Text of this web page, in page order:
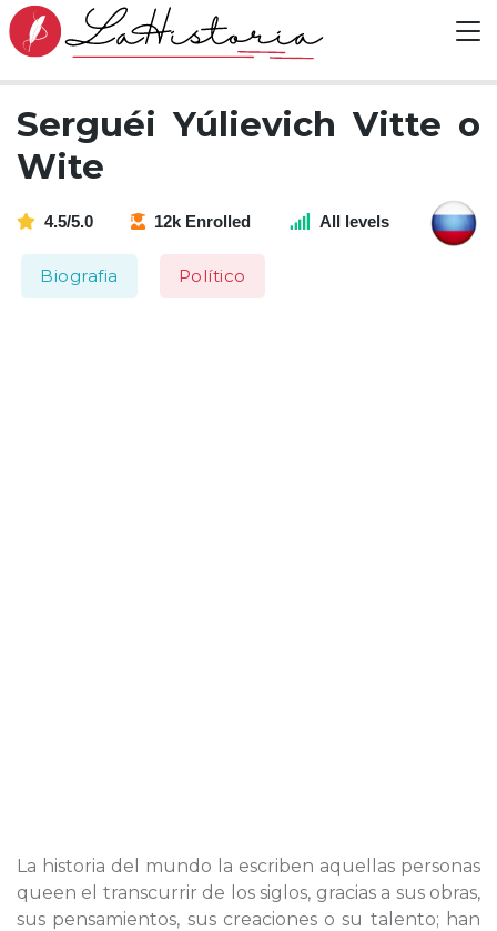
Serguéi Yúlievich Vitte o
Wite
4.5/5.0 12k Enrolled All levels
Biografia Político
La historia del mundo la escriben aquellas personas
queen el transcurrir de los siglos, gracias a sus obras,
sus pensamientos, sus creaciones o su talento; han